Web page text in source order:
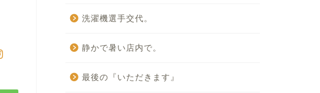
洗濯機選手交代。
静かで暑い店内で。
最後の『いただきます』